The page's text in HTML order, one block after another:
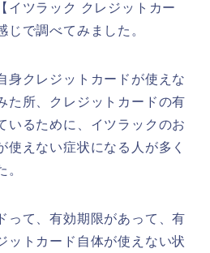
ツラック クレジットカー
で調べてみました。
身クレジットカードが使えな
た所、クレジットカードの有
いるために、イツラックのお
使えない症状になる人が多く
。
って、有効期限があって、有
ットカード自体が使えない状